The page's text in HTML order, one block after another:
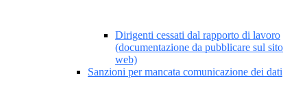
Dirigenti cessati dal rapporto di lavoro
(documentazione da pubblicare sul sito
web)
Sanzioni per mancata comunicazione dei dati